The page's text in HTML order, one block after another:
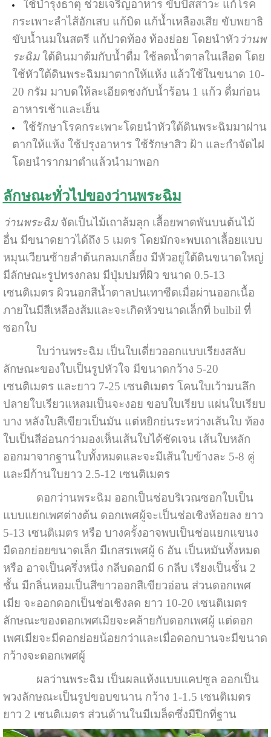
ใช้บำรุงธาตุ ช่วยเจริญอาหาร ขับปัสสาวะ แก้โรค
กระเพาะลำไส้อักเสบ แก้บิด แก้น้ำเหลืองเสีย ขับพยาธิ
ขับน้ำนมในสตรี แก้ปวดท้อง ท้องย่อย โดยนำหัวว่านพ
ระฉิมใต้ดินมาต้มกับน้ำดื่ม ใช้ลดน้ำตาลในเลือด โดย
ใช้หัวใต้ดินพระฉิมมาตากให้แห้ง แล้วใช้ในขนาด 10-
20 กรัม มาบดให้ละเอียดชงกับน้ำร้อน 1 แก้ว ดื่มก่อน
อาหารเช้าและเย็น
ใช้รักษาโรคกระเพาะโดยนำหัวใต้ดินพระฉิมมาฝาน
ตากให้แห้ง ใช้ปรุงอาหาร ใช้รักษาสิว ฝ้า และกำจัดไฝ
โดยนำรากมาตำแล้วนำมาพอก
ลักษณะทั่วไปของว่านพระฉิม
ว่านพระฉิมจัดเป็นไม้เถาล้มลุก เลื้อยพาดพันบนต้นไม้
อื่น มีขนาดยาวได้ถึง 5 เมตร โดยมักจะพบเถาเลื้อยแบบ
หมุนเวียนซ้ายลำต้นกลมเกลี้ยง มีหัวอยู่ใต้ดินขนาดใหญ่
มีลักษณะรูปทรงกลม มีปุ่มปมที่ผิว ขนาด 0.5-13
เซนติเมตร ผิวนอกสีน้ำตาลปนเทาซีดเมื่อผ่านออกเนื้อ
ภายในมีสีเหลืองส้มและจะเกิดหัวขนาดเล็กที่ bulbil ที่
ซอกใบ
ใบว่านพระฉิม เป็นใบเดี่ยวออกแบบเรียงสลับ
ลักษณะของใบเป็นรูปหัวใจ มีขนาดกว้าง 5-20
เซนติเมตร และยาว 7-25 เซนติเมตร โคนใบเว้ามนลึก
ปลายใบเรียวแหลมเป็นจะงอย ขอบใบเรียบ แผ่นใบเรียบ
บาง หลังใบสีเขียวเป็นมัน แต่หยิกย่นระหว่างเส้นใบ ท้อง
ใบเป็นสีอ่อนกว่ามองเห็นเส้นใบได้ชัดเจน เส้นใบหลัก
ออกมาจากฐานใบทั้งหมดและจะมีเส้นใบข้างละ 5-8 คู่
และมีก้านใบยาว 2.5-12 เซนติเมตร
ดอกว่านพระฉิม ออกเป็นช่อบริเวณซอกใบเป็น
แบบแยกเพศต่างต้น ดอกเพศผู้จะเป็นช่อเชิงห้อยลง ยาว
5-13 เซนติเมตร หรือ บางครั้งอาจพบเป็นช่อแยกแขนง
มีดอกย่อยขนาดเล็ก มีเกสรเพศผู้ 6 อัน เป็นหมันทั้งหมด
หรือ อาจเป็นครึ่งหนึ่ง กลีบดอกมี 6 กลีบ เรียงเป็นชั้น 2
ชั้น มีกลิ่นหอมเป็นสีขาวออกสีเขียวอ่อน ส่วนดอกเพศ
เมีย จะออกดอกเป็นช่อเชิงลด ยาว 10-20 เซนติเมตร
ลักษณะของดอกเพศเมียจะคล้ายกับดอกเพศผู้ แต่ดอก
เพศเมียจะมีดอกย่อยน้อยกว่าและเมื่อดอกบานจะมีขนาด
กว้างจะดอกเพศผู้
ผลว่านพระฉิม เป็นผลแห้งแบบแคปซูล ออกเป็น
พวงลักษณะเป็นรูปขอบขนาน กว้าง 1-1.5 เซนติเมตร
ยาว 2 เซนติเมตร ส่วนด้านในมีเมล็ดซึ่งมีปีกที่ฐาน